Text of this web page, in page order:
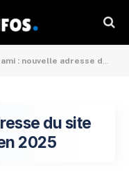
adresse du site de streaming manga en 2025
du site
2025